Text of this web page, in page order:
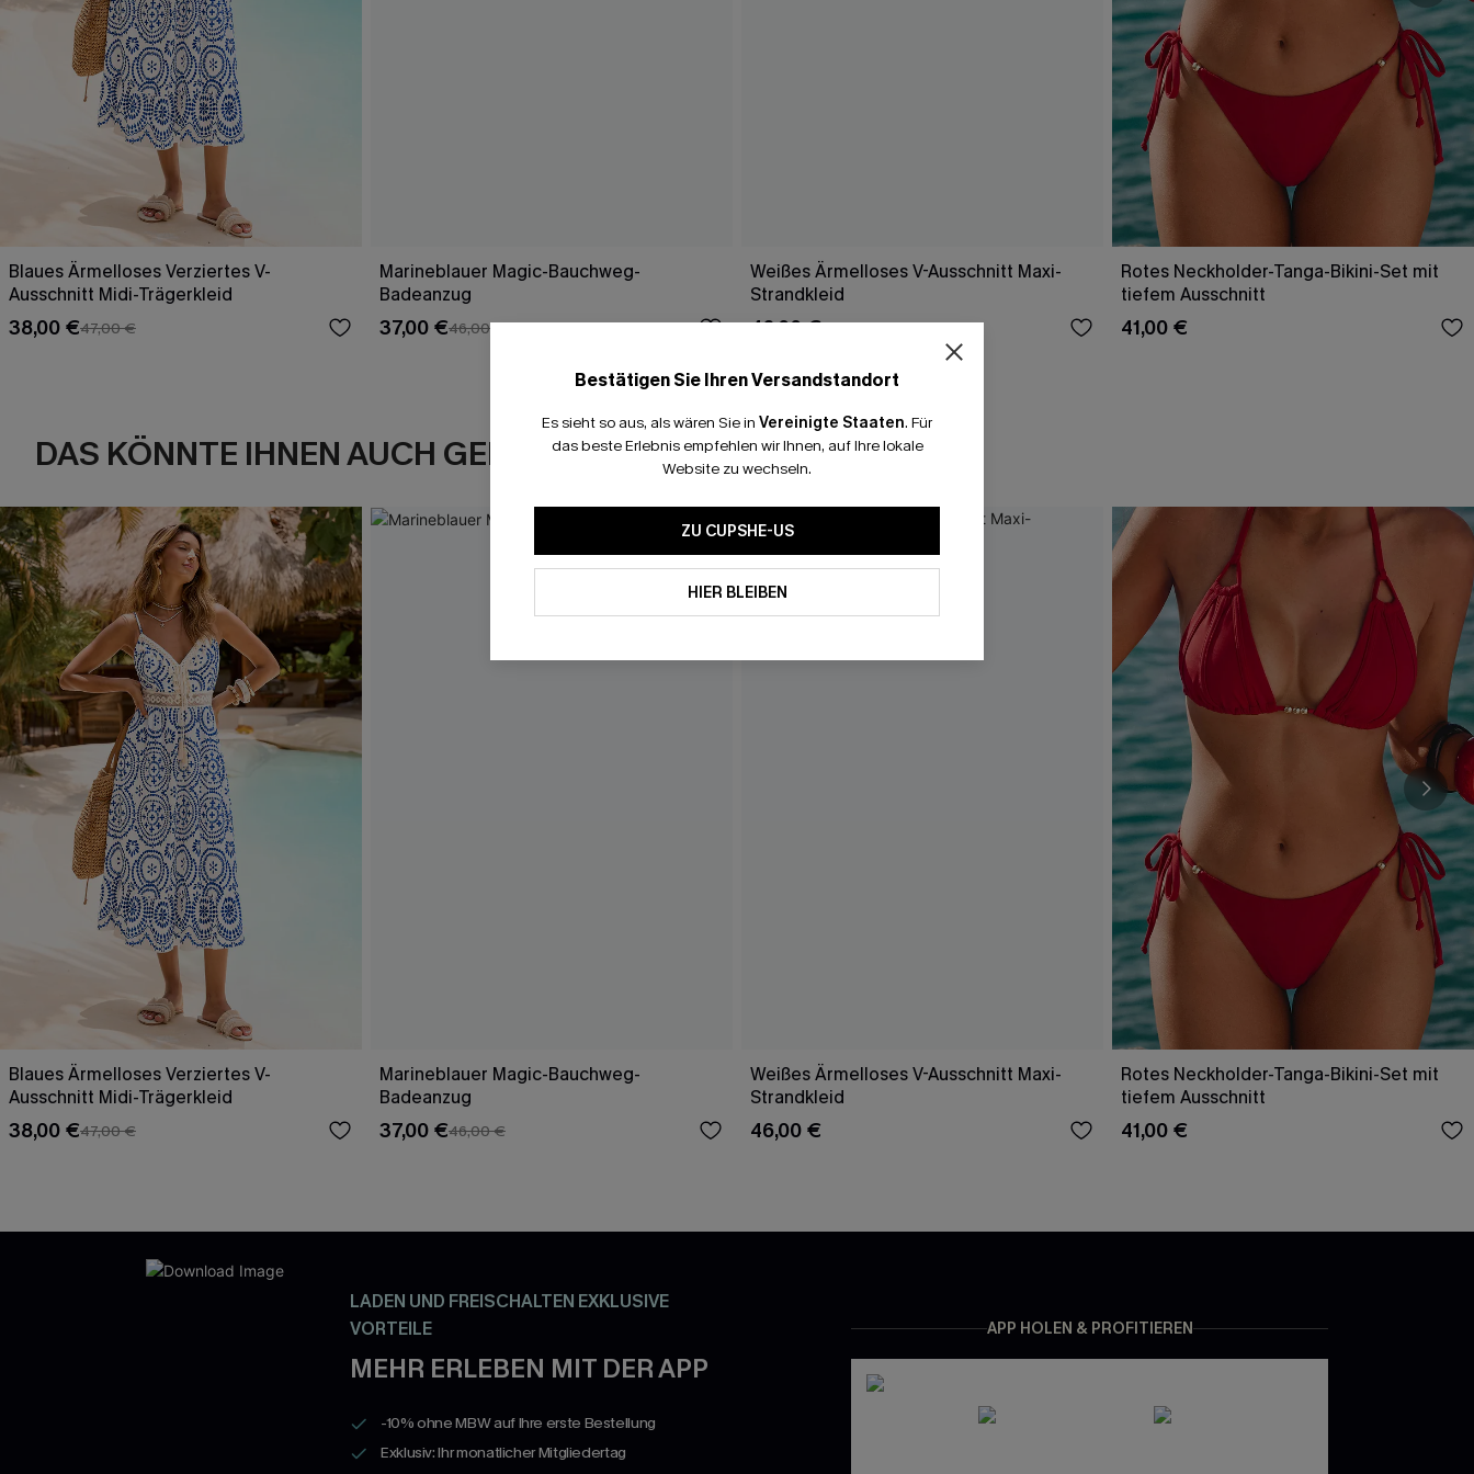
Blaues Ärmelloses Verziertes V-
Ausschnitt Midi-Trägerkleid
38,00 €47,00 €
Marineblauer Magic-Bauchweg-
Badeanzug
37,00 €46,00 €
Weißes Ärmelloses V-Ausschnitt Maxi-
Strandkleid
46,00 €
Rotes Neckholder-Tanga-Bikini-Set mit
tiefem Ausschnitt
41,00 €
DAS KÖNNTE IHNEN AUCH GEFALLEN
Blaues Ärmelloses Verziertes V-
Ausschnitt Midi-Trägerkleid
38,00 €47,00 €
Marineblauer Magic-Bauchweg-
Badeanzug
37,00 €46,00 €
Weißes Ärmelloses V-Ausschnitt Maxi-
Strandkleid
46,00 €
Rotes Neckholder-Tanga-Bikini-Set mit
tiefem Ausschnitt
41,00 €
LADEN UND FREISCHALTEN EXKLUSIVE
VORTEILE
MEHR ERLEBEN MIT DER APP
-10% ohne MBW auf Ihre erste Bestellung
Exklusiv: Ihr monatlicher Mitgliedertag
APP HOLEN & PROFITIEREN
Bestätigen Sie Ihren Versandstandort
Es sieht so aus, als wären Sie in Vereinigte Staaten. Für
das beste Erlebnis empfehlen wir Ihnen, auf Ihre lokale
Website zu wechseln.
ZU CUPSHE-US
HIER BLEIBEN